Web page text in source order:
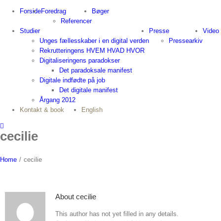
ForsideForedrag
Referencer
Bøger
Studier
Unges fællesskaber i en digital verden
Rekrutteringens HVEM HVAD HVOR
Digitaliseringens paradokser
Det paradoksale manifest
Digitale indfødte på job
Det digitale manifest
Årgang 2012
Presse
Pressearkiv
Video
Kontakt & book English
cecilie
Home / cecilie
About cecilie
This author has not yet filled in any details.